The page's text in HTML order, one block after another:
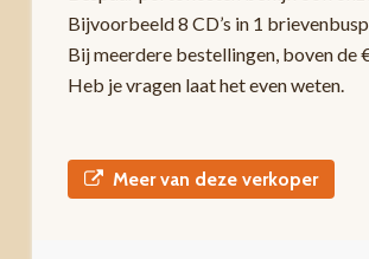
Bijvoorbeeld 8 CD’s in 1
Bij meerdere bestellingen, boven de
Heb je vragen laat het even weten.
Meer van deze verkoper